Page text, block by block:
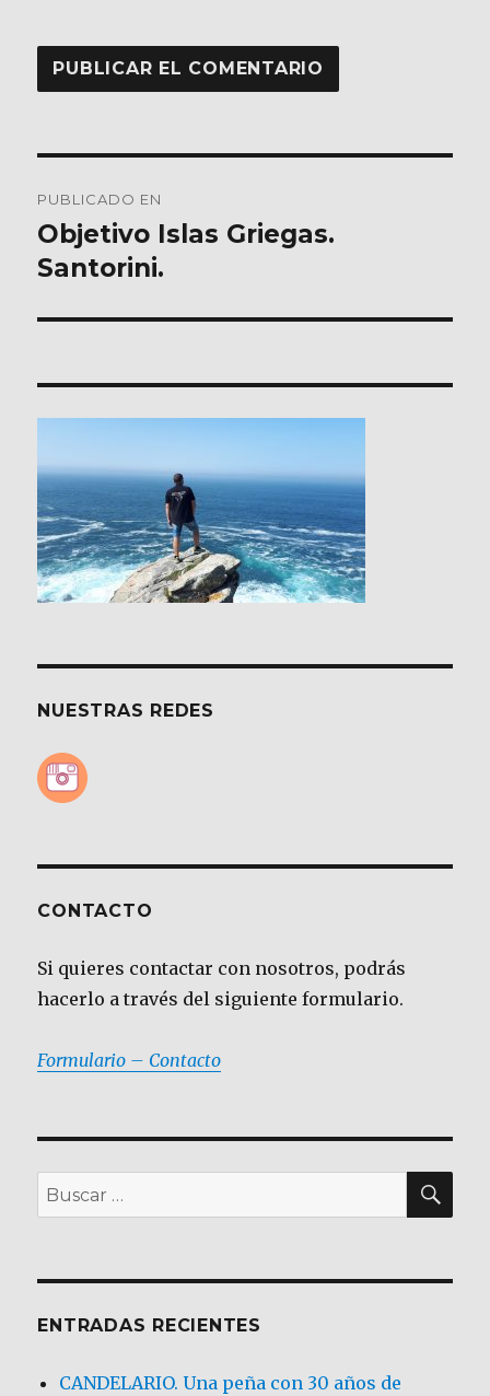
de
entradas
PUBLICADO EN
Objetivo Islas Griegas.
Santorini.
NUESTRAS REDES
CONTACTO
Si quieres contactar con nosotros, podrás
hacerlo a través del siguiente formulario.
Formulario – Contacto
Buscar
por:
ENTRADAS RECIENTES
CANDELARIO. Una peña con 30 años de